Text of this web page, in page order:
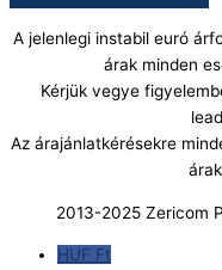
A jelenlegi instabil euró
árak minden
Kérjük vegye
Az árajánlatkérésekre
2013-2025 Zericom
HUF Ft